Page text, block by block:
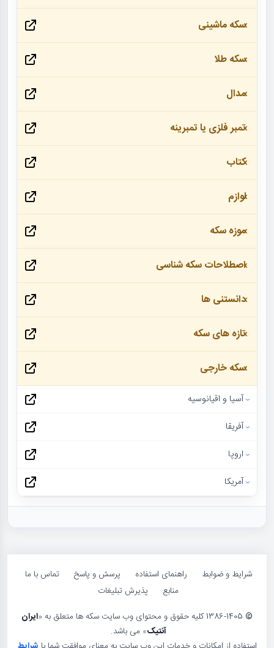
سکه ماشینی
سکه طلا
مدال
تمبر فلزی یا تمبرینه
کتاب
لوازم
موزه سکه
اصطلاحات سکه شناسی
دانستنی ها
تازه های سکه
سکه خارجی
آسیا و اقیانوسیه
آفریقا
اروپا
آمریکا
شرایط و ضوابط راهنمای استفاده پرسش و پاسخ
تماس با ما
منابع
پذیرش تبلیغات
©
ایران
آنتیک» می باشد.